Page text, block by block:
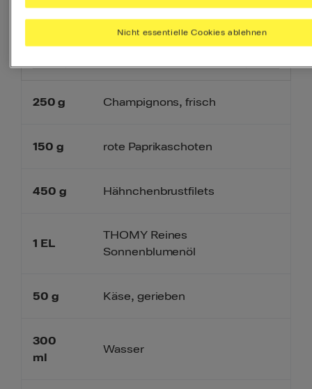
250 g
150 g
450 g
1 EL
50 g
300
ml
Champignons, frisch
rote Paprikaschoten
Hähnchenbrustfilets
THOMY Reines
Sonnenblumenöl
Käse, gerieben
Wasser
Nicht essentielle Cookies ablehnen